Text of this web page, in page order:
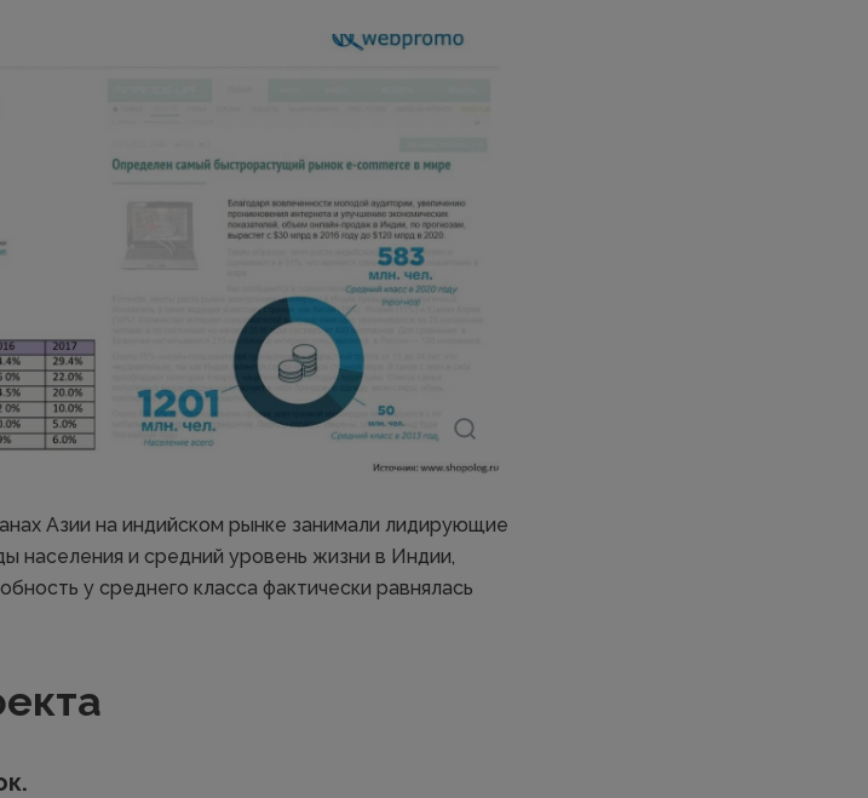
Азии на индийском рынке занимали лидирующие
населения и средний уровень жизни в Индии,
у среднего класса фактически равнялась